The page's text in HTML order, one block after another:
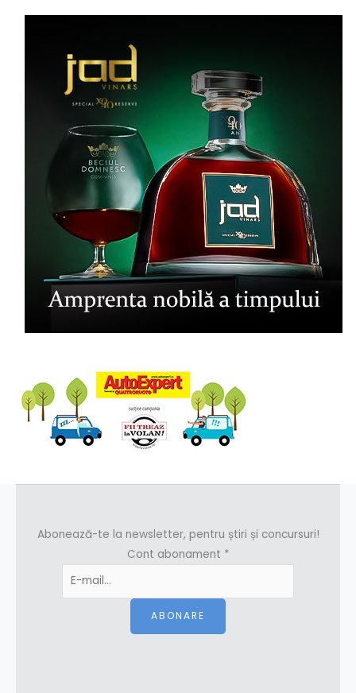
Abonează-te la newsletter, pentru știri și concursuri!
Cont abonament *
ABONARE